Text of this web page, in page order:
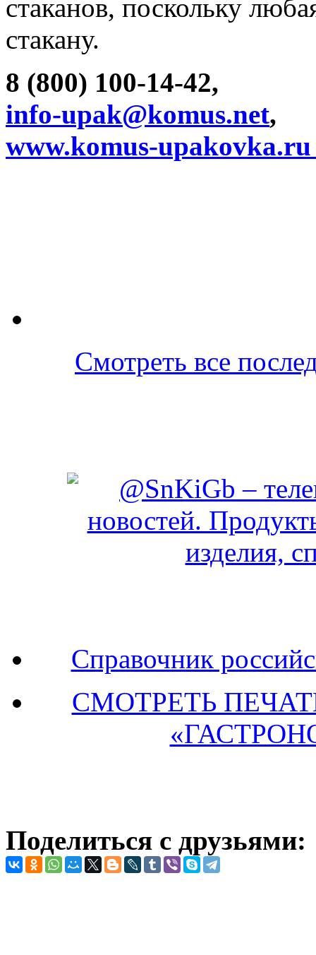
стаканов, поскольку
стакану.
8 (800) 100-14-42,
info-upak@komus.net,
www.komus-
Смотреть все
Справочник
СМОТРЕТЬ
Поделиться с друзьями: